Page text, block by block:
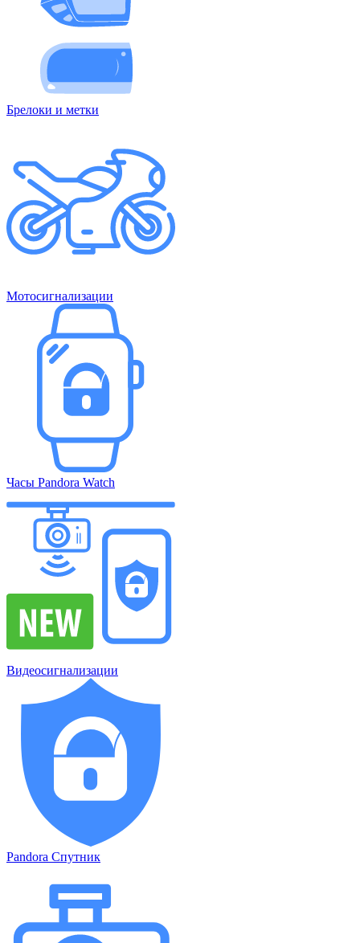
Брелоки и метки
Мотосигнализации
Часы Pandora Watch
Видеосигнализации
Pandora Спутник